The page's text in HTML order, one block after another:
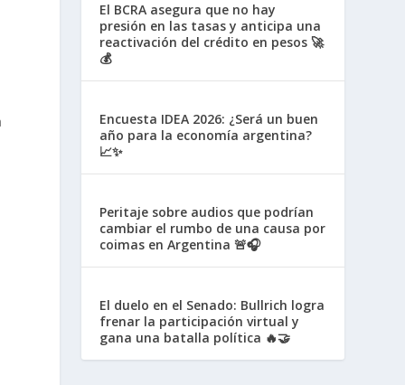
El BCRA asegura que no hay
presión en las tasas y anticipa una
reactivación del crédito en pesos 🚀
💰
Encuesta IDEA 2026: ¿Será un buen
año para la economía argentina?
📈✨
Peritaje sobre audios que podrían
cambiar el rumbo de una causa por
coimas en Argentina 🚨🎧
El duelo en el Senado: Bullrich logra
frenar la participación virtual y
gana una batalla política 🔥🤝